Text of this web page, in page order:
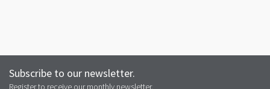
Subscribe to our newsletter.
Register to receive our monthly newsletter.